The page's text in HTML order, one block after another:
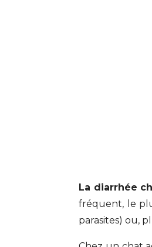
La diarrhée
fréquent, le
parasites) ou,